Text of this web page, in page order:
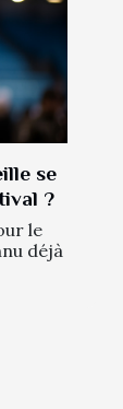
se
?
le
déjà